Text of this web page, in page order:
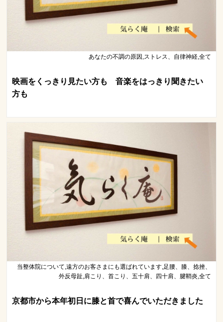
あなたの不調の原因,ストレス、自律神経,全て
映画をくっきり見たい方も 音楽をはっきり聞きたい
方も
当整体院について,遠方のお客さまにも選ばれています,足腰、膝、捻挫、
外反母趾,肩こり、首こり、五十肩、四十肩、腱鞘炎,全て
京都市から本年初日に膝と首で喜んでいただきました